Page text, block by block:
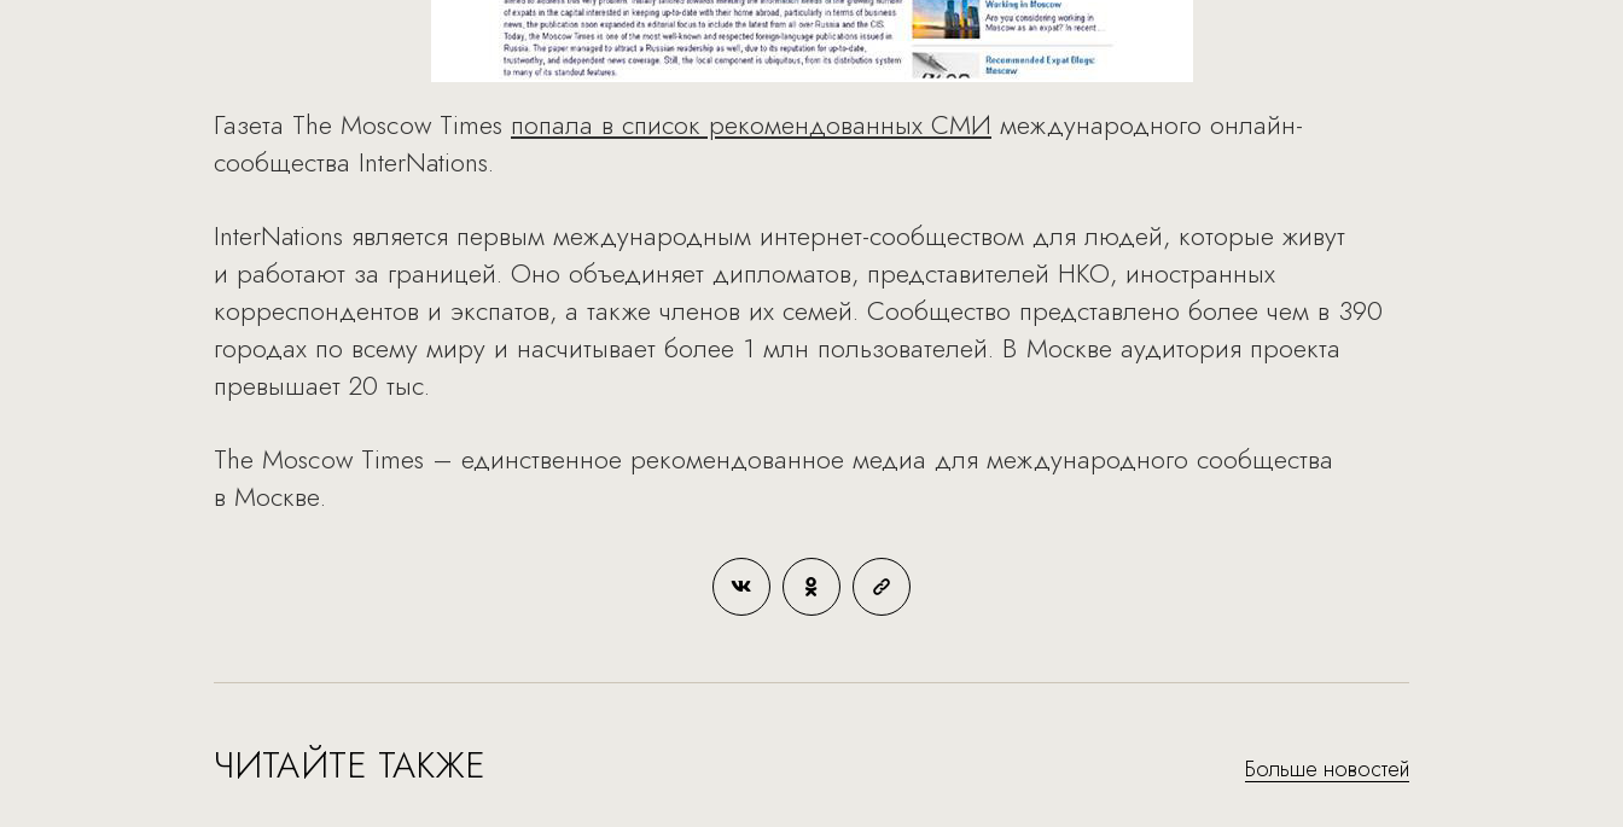
Газета The Moscow Times попала в список рекомендованных СМИ международного онлайн-
сообщества InterNations.
InterNations является первым международным интернет-сообществом для людей, которые живут
и работают за границей. Оно объединяет дипломатов, представителей НКО, иностранных
корреспондентов и экспатов, а также членов их семей. Сообщество представлено более чем в 390
городах по всему миру и насчитывает более 1 млн пользователей. В Москве аудитория проекта
превышает 20 тыс.
The Moscow Times – единственное рекомендованное медиа для международного сообщества
в Москве.
ЧИТАЙТЕ ТАКЖЕ Больше новостей